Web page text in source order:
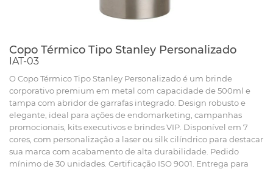
Copo Térmico Tipo Stanley Personalizado
IAT-03
O Copo Térmico Tipo Stanley Personalizado é um brinde
corporativo premium em metal com capacidade de 500ml e
tampa com abridor de garrafas integrado. Design robusto e
elegante, ideal para ações de endomarketing, campanhas
promocionais, kits executivos e brindes VIP. Disponível em 7
cores, com personalização a laser ou silk cilíndrico para destacar
sua marca com acabamento de alta durabilidade. Pedido
mínimo de 30 unidades. Certificação ISO 9001. Entrega para